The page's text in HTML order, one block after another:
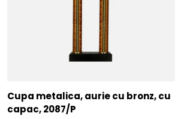
Cupa metalica, aurie cu bronz, cu
capac, 2087/P